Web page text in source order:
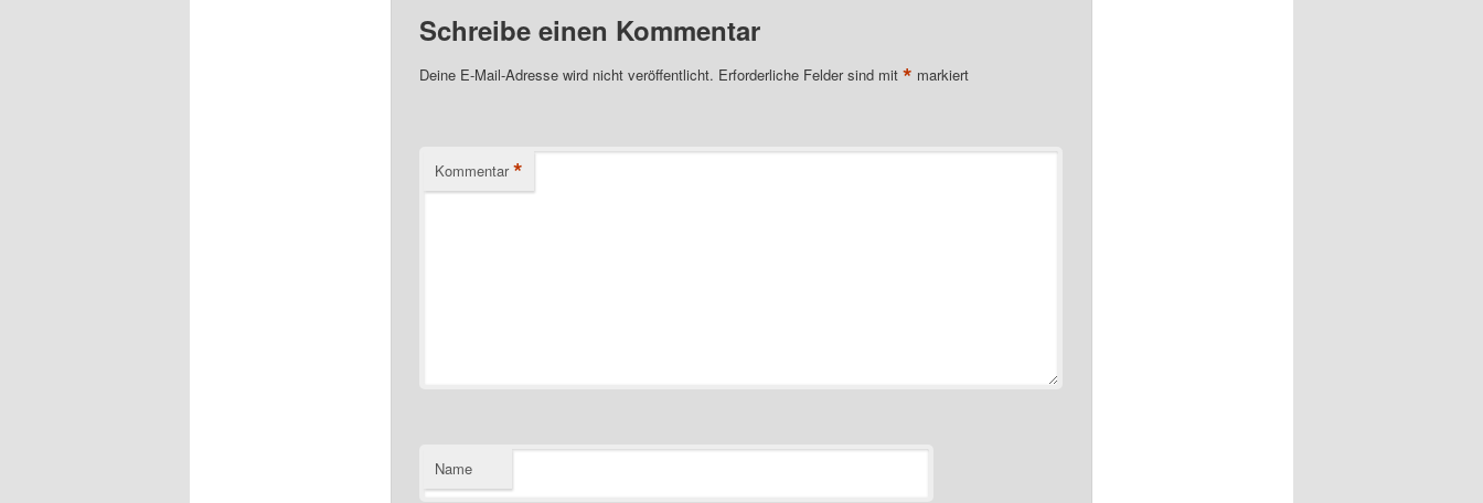
Schreibe einen Kommentar
Deine E-Mail-Adresse wird nicht veröffentlicht. Erforderliche Felder sind mit * markiert
Kommentar *
Name